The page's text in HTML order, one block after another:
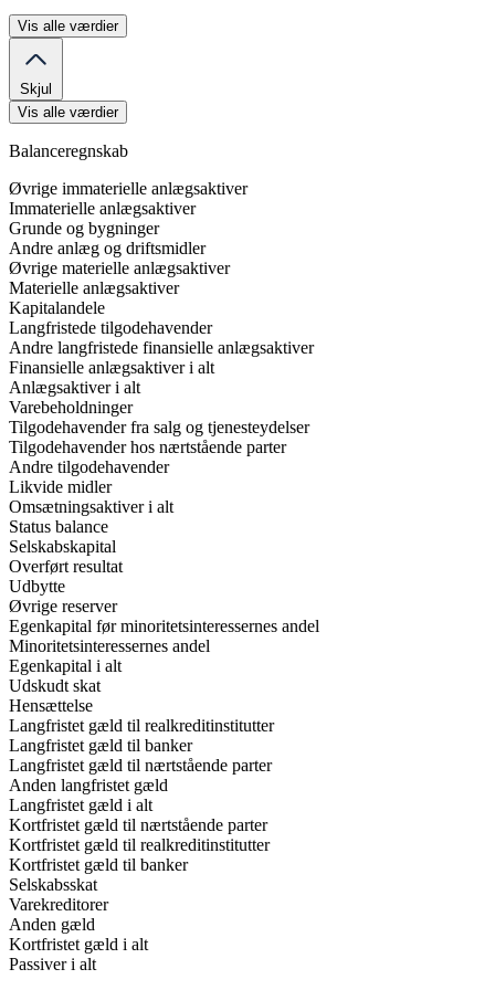
Vis alle værdier
Skjul
Vis alle værdier
Balanceregnskab
Øvrige immaterielle anlægsaktiver
Immaterielle anlægsaktiver
Grunde og bygninger
Andre anlæg og driftsmidler
Øvrige materielle anlægsaktiver
Materielle anlægsaktiver
Kapitalandele
Langfristede tilgodehavender
Andre langfristede finansielle anlægsaktiver
Finansielle anlægsaktiver i alt
Anlægsaktiver i alt
Varebeholdninger
Tilgodehavender fra salg og tjenesteydelser
Tilgodehavender hos nærtstående parter
Andre tilgodehavender
Likvide midler
Omsætningsaktiver i alt
Status balance
Selskabskapital
Overført resultat
Udbytte
Øvrige reserver
Egenkapital før minoritetsinteressernes andel
Minoritetsinteressernes andel
Egenkapital i alt
Udskudt skat
Hensættelse
Langfristet gæld til realkreditinstitutter
Langfristet gæld til banker
Langfristet gæld til nærtstående parter
Anden langfristet gæld
Langfristet gæld i alt
Kortfristet gæld til nærtstående parter
Kortfristet gæld til realkreditinstitutter
Kortfristet gæld til banker
Selskabsskat
Varekreditorer
Anden gæld
Kortfristet gæld i alt
Passiver i alt